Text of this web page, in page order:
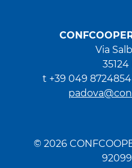
Via
t +39 049
© 2026